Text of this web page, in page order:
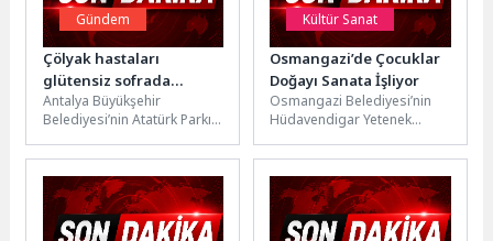
Gündem
Çölyak hastaları
glütensiz sofrada
buluştu
Antalya Büyükşehir
Belediyesi’nin Atatürk Parkı
Sosyal Tesisi’nde çölyak
hastalarına uygun glütensiz
menü...
Kültür Sanat
Osmangazi’de Çocuklar
Doğayı Sanata İşliyor
Osmangazi Belediyesi’nin
Hüdavendigar Yetenek
Sanatları Atölyesi”,
çocukların doğadan
toplanan materyalleri sanat
eserine...